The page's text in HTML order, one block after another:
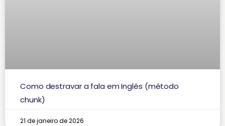
Como destravar a fala em Inglês (método
chunk)
21 de janeiro de 2026